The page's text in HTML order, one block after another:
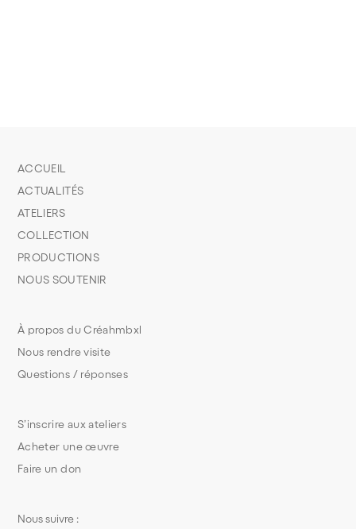
S’inscrire aux ateliers
Acheter une œuvre
Faire un don
À propos du Créahmbxl
Nous rendre visite
Questions / réponses
ACCUEIL
ACTUALITÉS
ATELIERS
COLLECTION
PRODUCTIONS
NOUS SOUTENIR
Nous suivre :